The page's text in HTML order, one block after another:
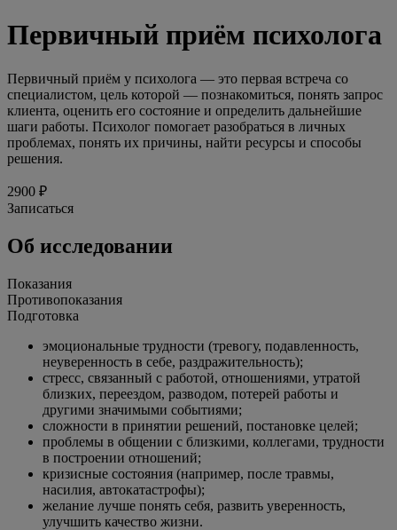
Первичный приём психолога
Первичный приём у психолога — это первая встреча со
специалистом, цель которой — познакомиться, понять запрос
клиента, оценить его состояние и определить дальнейшие
шаги работы. Психолог помогает разобраться в личных
проблемах, понять их причины, найти ресурсы и способы
решения.
2900 ₽
Записаться
Об исследовании
Показания
Противопоказания
Подготовка
эмоциональные трудности (тревогу, подавленность,
неуверенность в себе, раздражительность);
стресс, связанный с работой, отношениями, утратой
близких, переездом, разводом, потерей работы и
другими значимыми событиями;
сложности в принятии решений, постановке целей;
проблемы в общении с близкими, коллегами, трудности
в построении отношений;
кризисные состояния (например, после травмы,
насилия, автокатастрофы);
желание лучше понять себя, развить уверенность,
улучшить качество жизни.